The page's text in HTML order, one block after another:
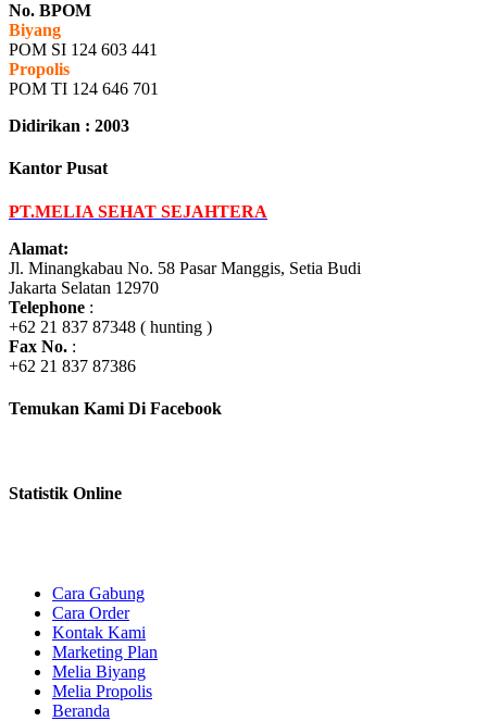
No. BPOM
Biyang
POM SI 124 603 441
Propolis
POM TI 124 646 701
Didirikan : 2003
Kantor Pusat
PT.MELIA SEHAT SEJAHTERA
Alamat:
Jl. Minangkabau No. 58 Pasar Manggis, Setia Budi
Jakarta Selatan 12970
Telephone :
+62 21 837 87348 ( hunting )
Fax No. :
+62 21 837 87386
Temukan Kami Di Facebook
Statistik Online
Cara Gabung
Cara Order
Kontak Kami
Marketing Plan
Melia Biyang
Melia Propolis
Beranda